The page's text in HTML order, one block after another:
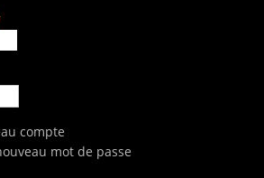
compte
mot de passe